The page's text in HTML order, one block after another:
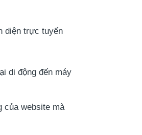
diện trực tuyến
di động đến máy
của website mà